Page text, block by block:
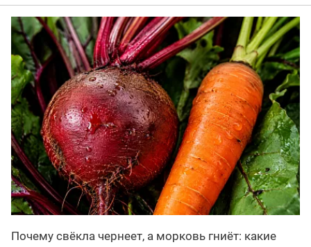
Почему свёкла чернеет, а морковь гниёт: какие